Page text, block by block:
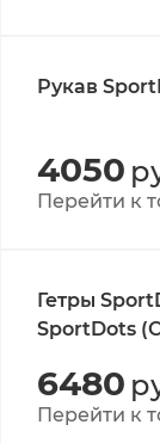
Рукав
4050
Перейти к
Гетры
SportDots
6480
Перейти к